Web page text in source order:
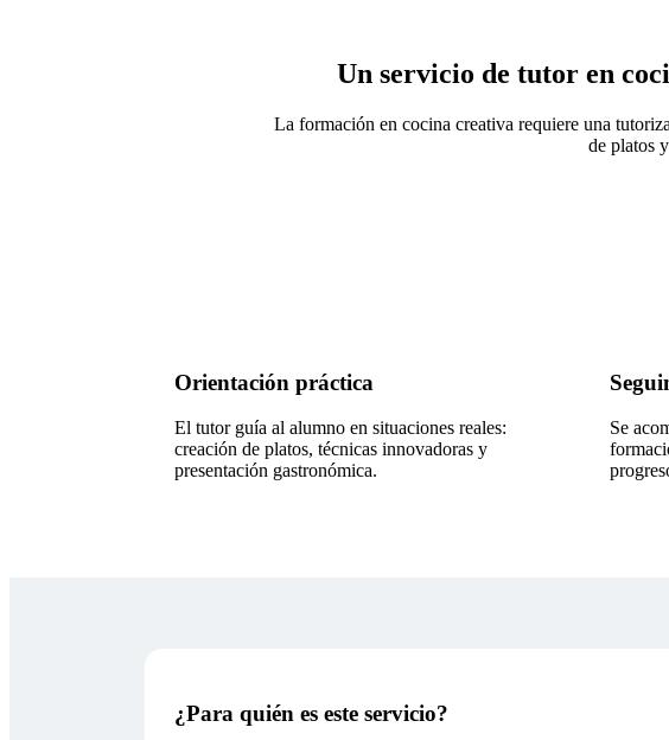
Un servicio de tutor en
La formación en cocina creativa requiere una
de platos
Orientación práctica
El tutor guía al alumno en situaciones reales:
creación de platos, técnicas innovadoras y
presentación gastronómica.
Se
¿Para quién es este servicio?